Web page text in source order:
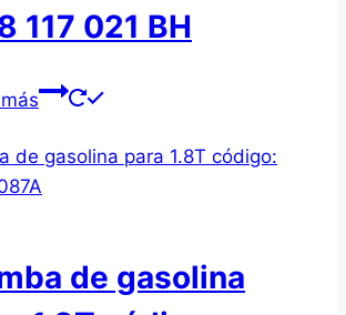
117 021 BH
de gasolina